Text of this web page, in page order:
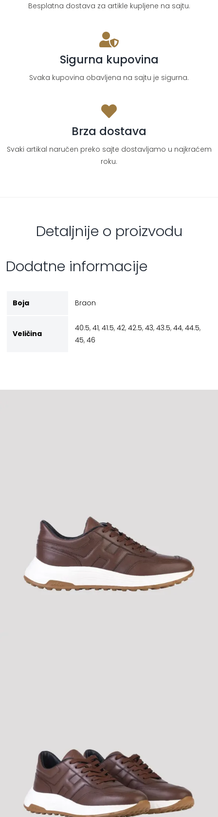
Besplatna dostava za artikle kupljene na sajtu.
Sigurna kupovina
Svaka kupovina obavljena na sajtu je sigurna.
Brza dostava
Svaki artikal naručen preko sajte dostavljamo u najkraćem
roku.
Detaljnije o proizvodu
Dodatne informacije
Boja Braon
Veličina
40.5, 41, 41.5, 42, 42.5, 43, 43.5, 44, 44.5,
45, 46